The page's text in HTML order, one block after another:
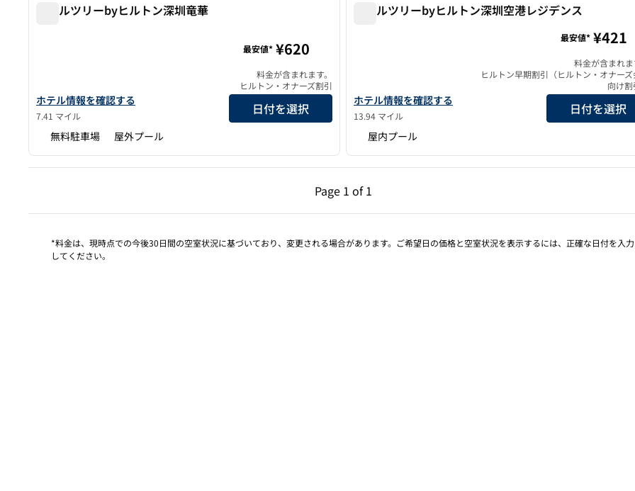
ダブルツリーbyヒルトン深圳竜華
ダブルツリーbyヒルトン深圳龍花のホテルの詳細を見る
ホテル情報を確認する
7.41 マイル
最安値* ¥620
料金が含まれます。
ヒルトン・オナーズ割引
日付を選択
無料駐車場 屋外プール
ダブルツリーbyヒルトン深圳空港レジデンス
ダブルツリーbyヒルトン深圳エアポート・レジデンスの詳細を
ホテル情報を確認する
13.94 マイル
最安値* ¥421
料金が含まれま
ヒルトン早期割引（ヒルトン・オナーズ
向け割
日付を選択
屋内プール
Page 1 of 1
前のページ（1/1）
Page 1 of 1
*料金は、現時点での今後30日間の空室状況に基づいており、変更される場合があります。ご希望日の価格と空室状況を表示するには、正確な日付を入力
してください。